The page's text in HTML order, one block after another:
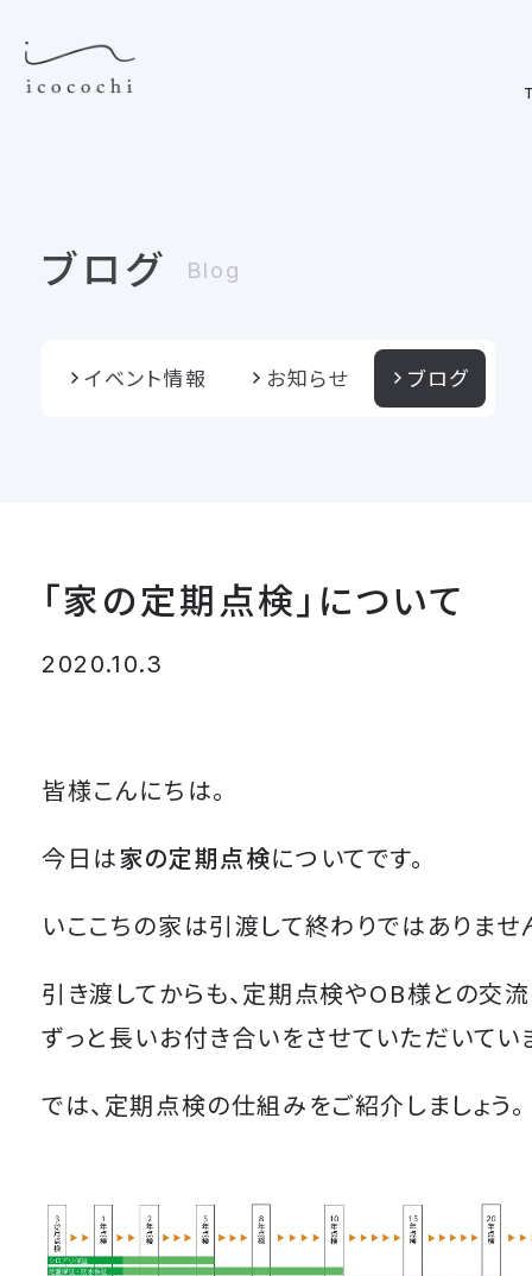
ブログ Blog
イベント情報 お知らせ ブログ
「家の定期点検」について
2020.10.3
皆様こんにちは。
今日は家の定期点検についてです。
いここちの家は引渡して終わりではありませ
引き渡してからも、定期点検やOB様との交流
ずっと長いお付き合いをさせていただいてい
では、定期点検の仕組みをご紹介しましょう。